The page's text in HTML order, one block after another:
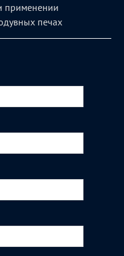
применении
печах